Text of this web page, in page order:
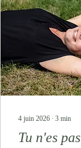
4 juin 2026∙ 3 min
Tu n'es